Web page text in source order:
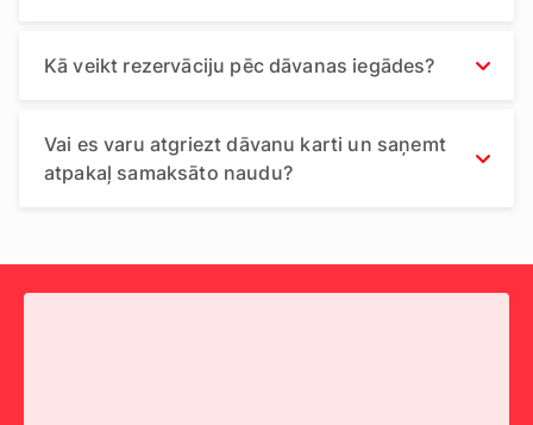
Kā veikt rezervāciju pēc dāvanas iegādes?
Vai es varu atgriezt dāvanu karti un saņemt
atpakaļ samaksāto naudu?